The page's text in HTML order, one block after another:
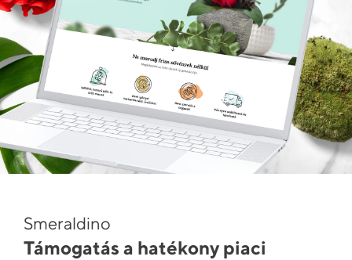
Smeraldino
Támogatás a hatékony piaci